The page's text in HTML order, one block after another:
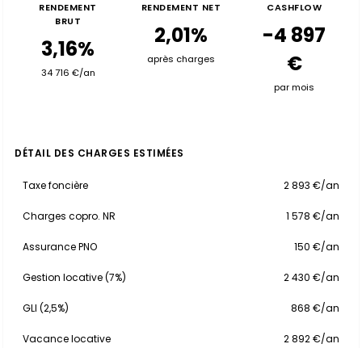
RENDEMENT
BRUT
3,16%
34 716 €/an
RENDEMENT NET
2,01%
après charges
CASHFLOW
-4 897
€
par mois
DÉTAIL DES CHARGES ESTIMÉES
Taxe foncière 2 893 €/an
Charges copro. NR 1 578 €/an
Assurance PNO 150 €/an
Gestion locative (7%) 2 430 €/an
GLI (2,5%) 868 €/an
Vacance locative 2 892 €/an